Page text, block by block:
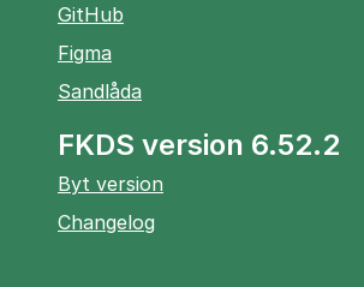
GitHub
öppnas
i
ny
flik
Figma
öppnas
i
flik
Sandlåda
öppnas
ny
flik
FKDS version 6.52.2
Byt version
Changelog